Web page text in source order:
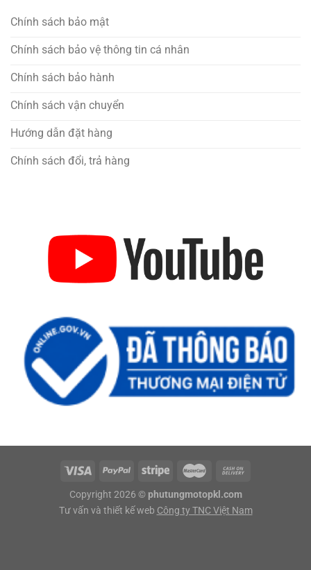
Chính sách bảo mật
Chính sách bảo vệ thông tin cá nhân
Chính sách bảo hành
Chính sách vận chuyển
Hướng dẫn đặt hàng
Chính sách đổi, trả hàng
Copyright 2026 © phutungmotopkl.com
Tư vấn và thiết kế web Công ty TNC Việt Nam